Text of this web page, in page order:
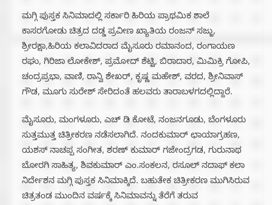
ಮಗ್ಗಿ ಪುಸ್ತಕ ಸಿನಿಮಾದಲ್ಲಿ ಸರ್ಕಾರಿ ಹಿರಿಯ ಪ್ರಾಥಮಿಕ ಶಾಲೆ
ಕಾಸರಗೋಡು ಚಿತ್ರದ ದಡ್ಡ ಪ್ರವೀಣ ಖ್ಯಾತಿಯ ರಂಜನ್ ಸಜ್ಜು,
ಶ್ರೀರಕ್ಷಾ,ಹಿರಿಯ ಕಲಾವಿದರಾದ ಮೈಸೂರು ರಮಾನಂದ, ರಂಗಾಯಣ
ರಘು, ಗಿರಿಜಾ ಲೋಕೇಶ್, ಪ್ರಮೋದ್ ಶೆಟ್ಟಿ, ಬಿರಾದಾರ, ಮಿಮಿಕ್ರಿ ಗೋಪಿ,
ಚಂದ್ರಪ್ರಭಾ, ವಾಣಿ, ರಾನ್ವಿ ಶೇಖರ್, ಕೃಷ್ಣ ಮಹೇಶ್, ವರದ, ಶ್ರೀನಿವಾಸ್
ಗೌಡ, ಮೂಗು ಸುರೇಶ್ ಸೇರಿದಂತೆ ಹಲವರು ತಾರಾಬಳಗದಲ್ಲಿದ್ದಾರೆ.
ಮೈಸೂರು, ಮಂಗಳೂರು, ಎಚ್ ಡಿ ಕೋಟೆ, ನಂಜನಗೂಡು, ಬೆಂಗಳೂರು
ಸುತ್ತಮುತ್ತ ಚಿತ್ರೀಕರಣ ನಡೆಸಲಾಗಿದೆ. ನಂದಕುಮಾರ್ ಛಾಯಾಗ್ರಹಣ,
ಯಶಸ್ ನಾಚಪ್ಪ ಸಂಗೀತ, ಶರಣ್ ಕುಮಾರ್ ಗಜೇಂದ್ರಗಡ, ಗುರುನಾಥ
ಬೋರಗಿ ಸಾಹಿತ್ಯ, ಶಿವಕುಮಾರ್ ಎಂ.ಸಂಕಲನ, ರಸೂಲ್ ನದಾಫ್ ಕಲಾ
ನಿರ್ದೇಶನ ಮಗ್ಗಿ ಪುಸ್ತಕ ಸಿನಿಮಾಕ್ಕಿದೆ. ಬಹುತೇಕ ಚಿತ್ರೀಕರಣ ಮುಗಿಸಿರುವ
ಚಿತ್ರತಂಡ ಮುಂದಿನ ವರ್ಷಕ್ಕೆ ಸಿನಿಮಾವನ್ನು ತೆರೆಗೆ ತರುವ